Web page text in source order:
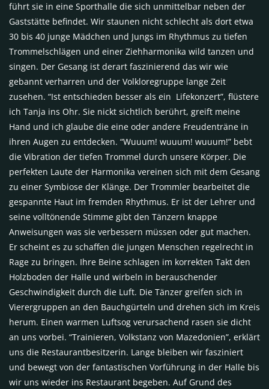
führt sie in eine Sporthalle die sich unmittelbar neben der
Gaststätte befindet. Wir staunen nicht schlecht als dort etwa
30 bis 40 junge Mädchen und Jungs im Rhythmus zu tiefen
Trommelschlägen und einer Ziehharmonika wild tanzen und
singen. Der Gesang ist derart faszinierend das wir wie
gebannt verharren und der Volkloregruppe lange Zeit
zusehen. “Ist entschieden besser als ein Lifekonzert”, flüstere
ich Tanja ins Ohr. Sie nickt sichtlich berührt, greift meine
Hand und ich glaube die eine oder andere Freudenträne in
ihren Augen zu entdecken. “Wuuum! wuuum! wuuum!” bebt
die Vibration der tiefen Trommel durch unsere Körper. Die
perfekten Laute der Harmonika vereinen sich mit dem Gesang
zu einer Symbiose der Klänge. Der Trommler bearbeitet die
gespannte Haut im fremden Rhythmus. Er ist der Lehrer und
seine volltönende Stimme gibt den Tänzern knappe
Anweisungen was sie verbessern müssen oder gut machen.
Er scheint es zu schaffen die jungen Menschen regelrecht in
Rage zu bringen. Ihre Beine schlagen im korrekten Takt den
Holzboden der Halle und wirbeln in berauschender
Geschwindigkeit durch die Luft. Die Tänzer greifen sich in
Vierergruppen an den Bauchgürteln und drehen sich im Kreis
herum. Einen warmen Luftsog verursachend rasen sie dicht
an uns vorbei. “Trainieren, Volkstanz von Mazedonien”, erklärt
uns die Restaurantbesitzerin. Lange bleiben wir fasziniert
und bewegt von der fantastischen Vorführung in der Halle bis
wir uns wieder ins Restaurant begeben. Auf Grund des